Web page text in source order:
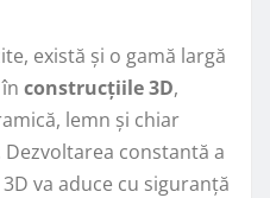
există și o gamă largă
construcțiile 3D,
lemn și chiar
constantă a
va aduce cu siguranță